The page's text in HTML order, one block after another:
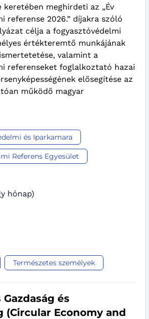
keretében meghirdeti az „Év
referense 2026.” díjakra szóló
célja a fogyasztóvédelmi
értékteremtő munkájának
valamint a
referenseket foglalkoztató hazai
elősegítése az
működő magyar
és Iparkamara
Referens Egyesület
hónap)
Természetes személyek
és
(Circular Economy and